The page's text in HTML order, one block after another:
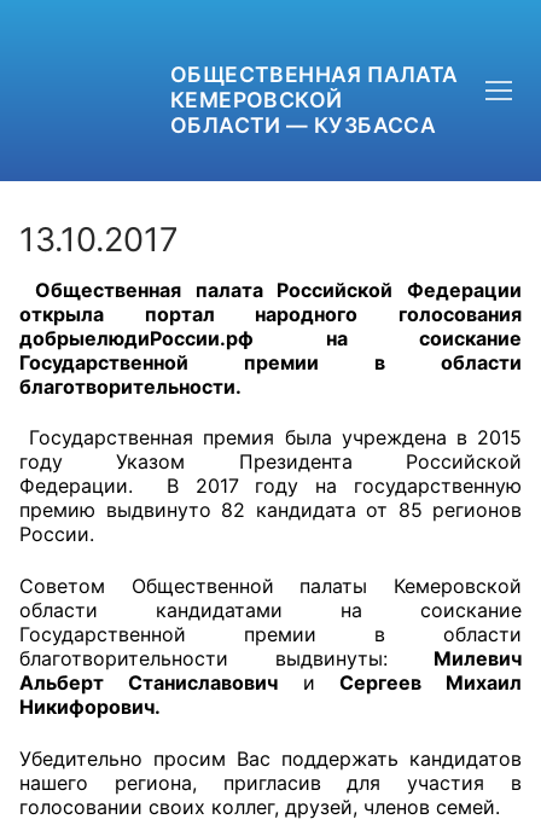
ОБЩЕСТВЕННАЯ ПАЛАТА
КЕМЕРОВСКОЙ
ОБЛАСТИ — КУЗБАССА
+7 (3842) 58-82-40
OPKO42@BK.RU
Главная
Общественные советы
Общественные советы при территориальных
исполнительной власти
Общественные советы по проведению
13.10.2017
Общественная палата Российской Федерации
открыла портал народного голосования
добрыелюдиРоссии.рф на соискание
Государственной премии в области
благотворительности.
Государственная премия была учреждена в 2015
году Указом Президента Российской
Федерации.
В 2017 году на государственную
премию выдвинуто 82 кандидата от 85 регионов
России.
Советом Общественной палаты Кемеровской
области кандидатами на соискание
Государственной премии в области
благотворительности выдвинуты: Милевич
Альберт Станиславович и Сергеев Михаил
Никифорович.
Убедительно просим Вас поддержать кандидатов
нашего региона, пригласив для участия в
голосовании своих коллег, друзей, членов семей.